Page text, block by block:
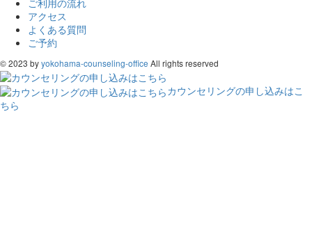
ご利用の流れ
アクセス
よくある質問
ご予約
© 2023 byyokohama-counseling-office All rights reserved
カウンセリングの申し込みはこ
ちら